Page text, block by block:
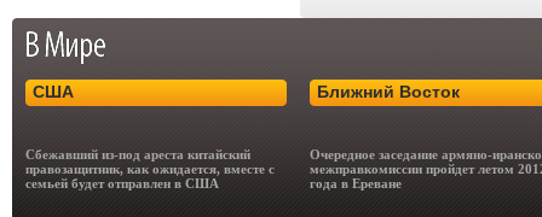
США
Сбежавший из-под ареста китайский
правозащитник, как ожидается, вместе с
семьей будет отправлен в США
Ближний Восток
Очередное заседание армяно-
межправкомиссии пройдет летом
года в Ереване